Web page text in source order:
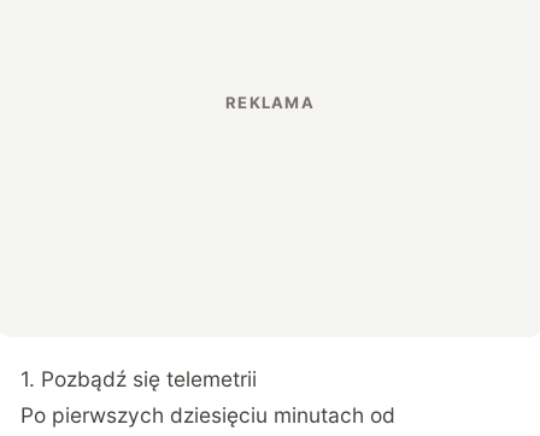
1. Pozbądź się telemetrii
Po pierwszych dziesięciu minutach od